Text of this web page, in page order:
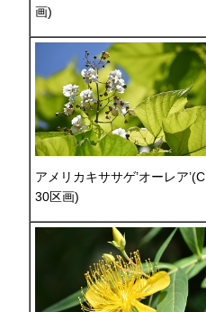
画)
アメリカキササゲ’オーレア’(C
30区画)